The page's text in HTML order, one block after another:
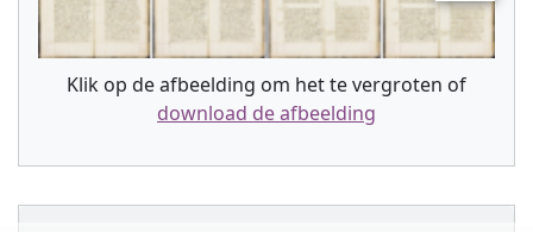
Klik op de afbeelding om het te vergroten of
download de afbeelding